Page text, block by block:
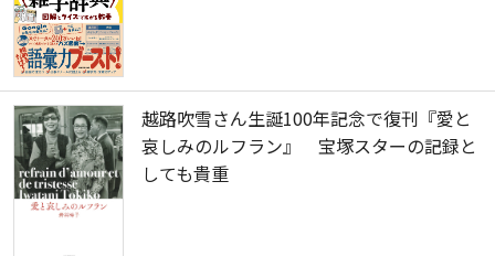
越路吹雪さん生誕100年記念で復刊『愛と
哀しみのルフラン』 宝塚スターの記録と
しても貴重